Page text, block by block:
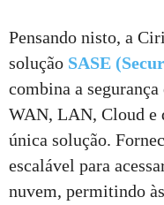
Pensando nisto, a
solução SASE
combina a
WAN, LAN, Cloud e
única solução.
escalável para
nuvem, permitindo